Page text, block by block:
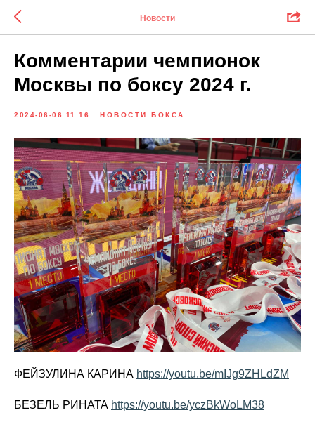
Новости
Комментарии чемпионок
Москвы по боксу 2024 г.
2024-06-06 11:16 НОВОСТИ БОКСА
ФЕЙЗУЛИНА КАРИНА https://youtu.be/mIJg9ZHLdZM
БЕЗЕЛЬ РИНАТА https://youtu.be/yczBkWoLM38